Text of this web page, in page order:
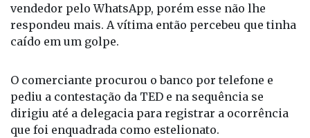
vendedor pelo WhatsApp, porém esse não lhe
respondeu mais. A vítima então percebeu que tinha
caído em um golpe.
O comerciante procurou o banco por telefone e
pediu a contestação da TED e na sequência se
dirigiu até a delegacia para registrar a ocorrência
que foi enquadrada como estelionato.